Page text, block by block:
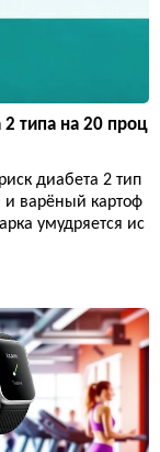
типа на 20 проц
диабета 2 тип
и варёный картоф
умудряется ис